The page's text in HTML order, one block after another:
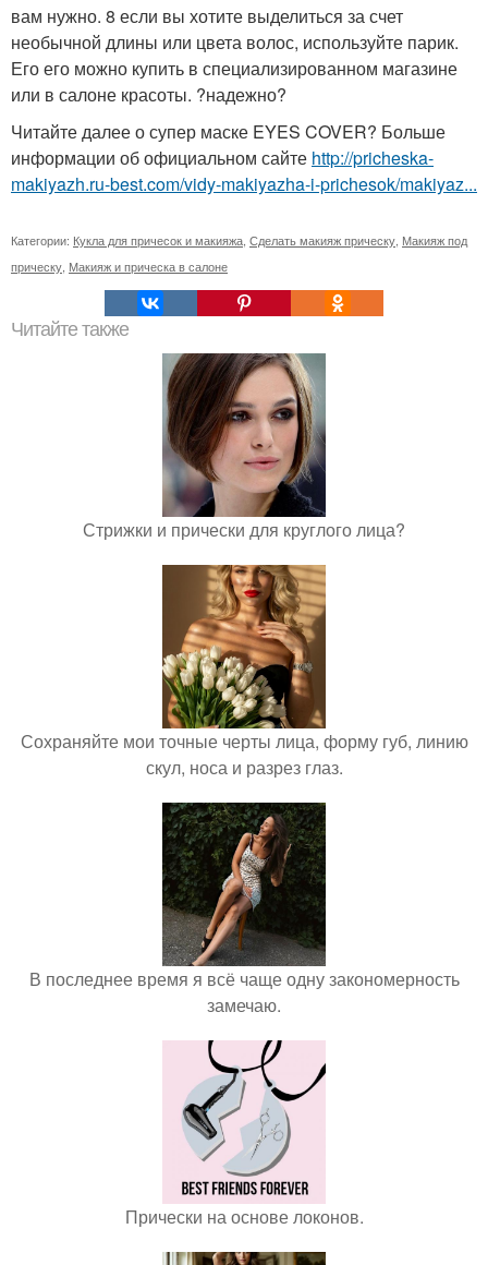
вам нужно. 8 если вы хотите выделиться за счет
необычной длины или цвета волос, используйте парик.
Его его можно купить в специализированном магазине
или в салоне красоты. ?надежно?
Читайте далее о супер маске EYES COVER? Больше
информации об официальном сайте http://pricheska-
makiyazh.ru-best.com/vidy-makiyazha-i-prichesok/makiyaz...
Категории: Кукла для причесок и макияжа Сделать макияж прическу Макияж под
прическу Макияж и прическа в салоне
Читайте также
Стрижки и прически для круглого лица?
Сохраняйте мои точные черты лица, форму губ, линию
скул, носа и разрез глаз.
В последнее время я всё чаще одну закономерность
замечаю.
Прически на основе локонов.